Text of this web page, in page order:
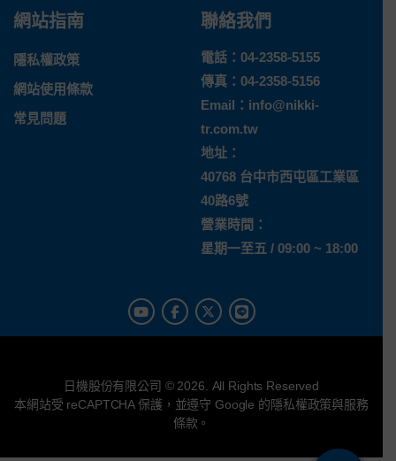
網站指南
隱私權政策
網站使用條款
常見問題
聯絡我們
電話： 04-2358-5155
傳真：04-2358-5156
Email： info@nikki-
tr.com.tw
地址：
40768 台中市西屯區工業區
40路6號
營業時間：
星期一至五 / 09:00 ~ 18:00
日機股份有限公司 © 2026. All Rights Reserved
本網站受 reCAPTCHA 保護，並遵守 Google 的隱私權政策與服務
條款 。